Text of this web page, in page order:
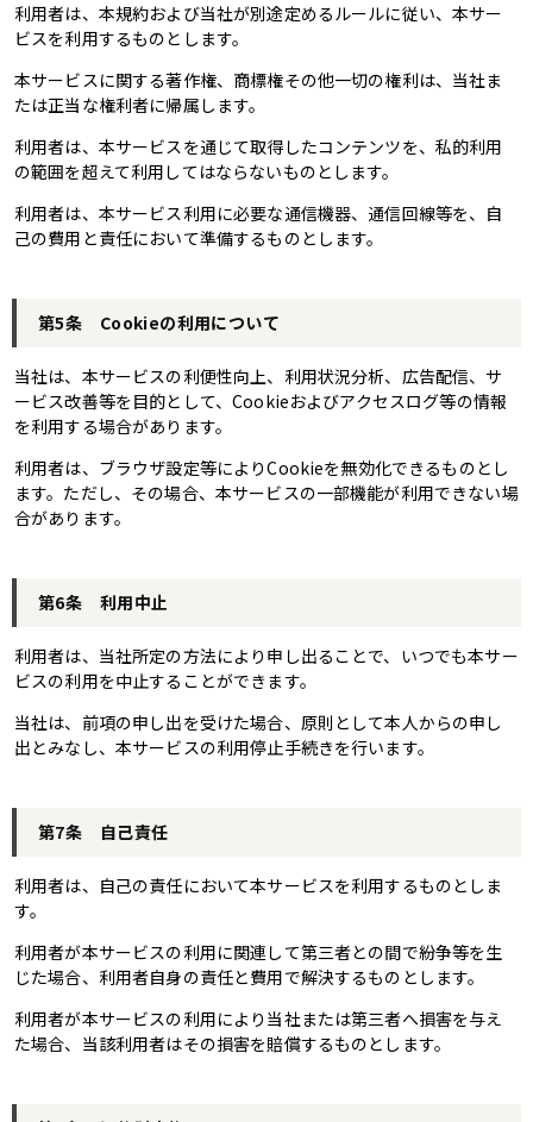
利用者は、本規約および当社が別途定めるルールに従い、本サー
ビスを利用するものとします。
本サービスに関する著作権、商標権その他一切の権利は、当社ま
たは正当な権利者に帰属します。
利用者は、本サービスを通じて取得したコンテンツを、私的利用
の範囲を超えて利用してはならないものとします。
利用者は、本サービス利用に必要な通信機器、通信回線等を、自
己の費用と責任において準備するものとします。
第5条 Cookieの利用について
当社は、本サービスの利便性向上、利用状況分析、広告配信、サ
ービス改善等を目的として、Cookieおよびアクセスログ等の情報
を利用する場合があります。
利用者は、ブラウザ設定等によりCookieを無効化できるものとし
ます。ただし、その場合、本サービスの一部機能が利用できない場
合があります。
第6条 利用中止
利用者は、当社所定の方法により申し出ることで、いつでも本サー
ビスの利用を中止することができます。
当社は、前項の申し出を受けた場合、原則として本人からの申し
出とみなし、本サービスの利用停止手続きを行います。
第7条 自己責任
利用者は、自己の責任において本サービスを利用するものとしま
す。
利用者が本サービスの利用に関連して第三者との間で紛争等を生
じた場合、利用者自身の責任と費用で解決するものとします。
利用者が本サービスの利用により当社または第三者へ損害を与え
た場合、当該利用者はその損害を賠償するものとします。